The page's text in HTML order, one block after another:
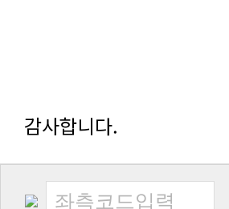
감사합니다.